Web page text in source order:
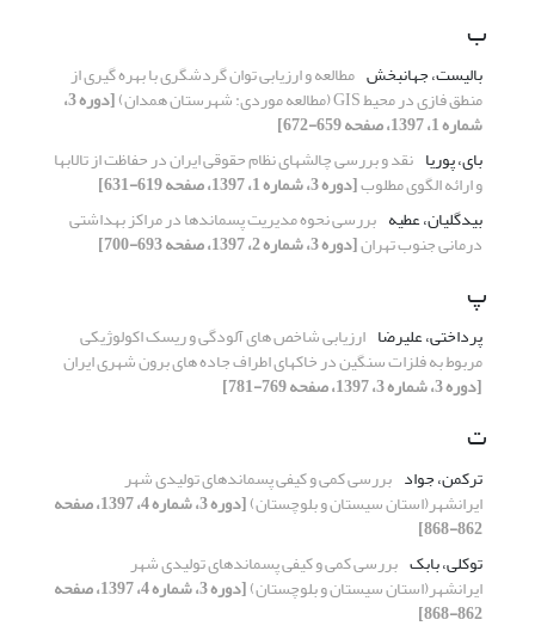
ب
بالیست، جهانبخش مطالعه و ارزیابی توان گردشگری با بهره گیری از
منطق فازی در محیط GIS (مطالعه موردی: شهرستان همدان) [دوره 3،
شماره 1، 1397، صفحه 659-672]
بای، پوریا نقد و بررسی چالشهای نظام حقوقی ایران در حفاظت از تالابها
و ارائه الگوی مطلوب[دوره 3، شماره 1، 1397، صفحه 619-631]
بیدگلیان، عطیه بررسی نحوه مدیریت پسماندها در مراکز بهداشتی
درمانی جنوب تهران[دوره 3، شماره 2، 1397، صفحه 693-700]
پ
پرداختی، علیرضا ارزیابی شاخص های آلودگی و ریسک اکولوژیکی
مربوط به فلزات سنگین در خاکهای اطراف جاده های برون شهری ایران
[دوره 3، شماره 3، 1397، صفحه 769-781]
ت
ترکمن، جواد بررسی کمی و کیفی پسماندهای تولیدی شهر
ایرانشهر(استان سیستان و بلوچستان) [دوره 3، شماره 4، 1397، صفحه
862-868]
توکلی، بابک بررسی کمی و کیفی پسماندهای تولیدی شهر
ایرانشهر(استان سیستان و بلوچستان) [دوره 3، شماره 4، 1397، صفحه
862-868]